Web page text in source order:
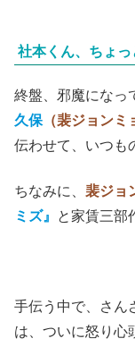
社本くん、ちょ
終盤、邪魔になっ
久保 （裴ジョンミ
伝わせて、いつも
ちなみに、 裴ジョ
ミズ』
と家賃三部
手伝う中で、さん
は、ついに怒り心